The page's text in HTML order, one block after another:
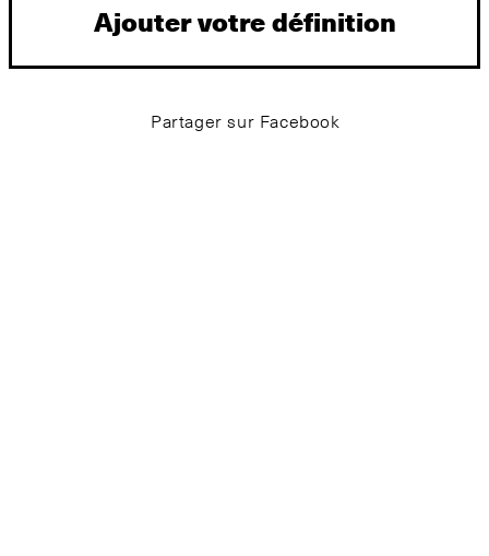
Ajouter votre définition
Partager sur Facebook